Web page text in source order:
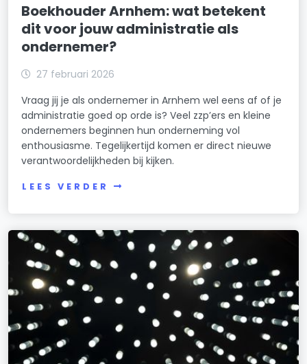
Boekhouder Arnhem: wat betekent
dit voor jouw administratie als
ondernemer?
27 februari 2026
Vraag jij je als ondernemer in Arnhem wel eens af of je
administratie goed op orde is? Veel zzp’ers en kleine
ondernemers beginnen hun onderneming vol
enthousiasme. Tegelijkertijd komen er direct nieuwe
verantwoordelijkheden bij kijken.
LEES VERDER